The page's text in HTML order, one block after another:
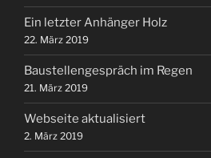
Ein letzter Anhänger Holz
22. März 2019
Baustellengespräch im Regen
21. März 2019
Webseite aktualisiert
2. März 2019